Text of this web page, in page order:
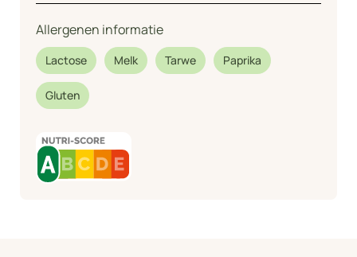
Allergenen informatie
Lactose Melk Tarwe Paprika
Gluten